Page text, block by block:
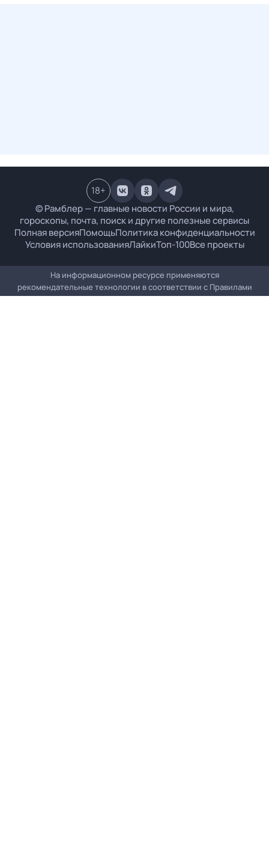
© Рамблер — главные новости России и мира,
гороскопы, почта, поиск и другие полезные сервисы
Полная версияПомощьПолитика конфиденциальности
Условия использованияЛайкиТоп-100Все проекты
18+
На информационном ресурсе применяются
рекомендательные технологии в соответствии с Правилами